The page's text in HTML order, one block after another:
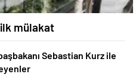
ilk mülakat
Sebastian Kurz ile